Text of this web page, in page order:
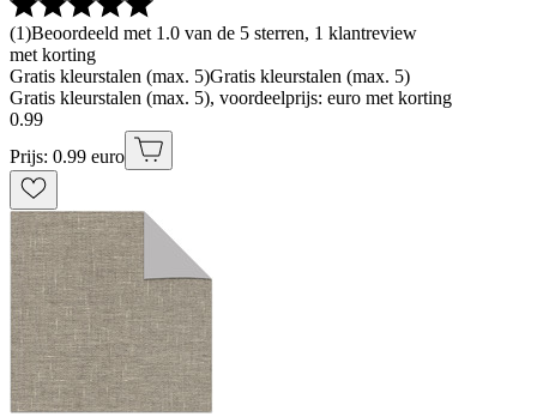
(1)Beoordeeld met 1.0 van de 5 sterren, 1 klantreview
met korting
Gratis kleurstalen (max. 5)Gratis kleurstalen (max. 5)
Gratis kleurstalen (max. 5), voordeelprijs: euro met korting
0.99
Prijs: 0.99 euro